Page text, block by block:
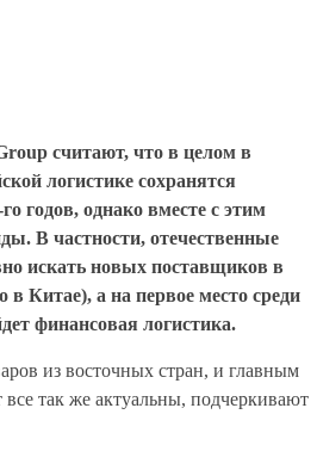
считают, что в целом в
логистике сохранятся
годов, однако вместе с этим
В частности, отечественные
искать новых поставщиков в
в Китае), а на первое место среди
финансовая логистика.
из восточных стран, и главным
так же актуальны, подчеркивают